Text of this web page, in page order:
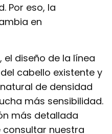
Por eso, la
en
el diseño de la línea
cabello existente y
de densidad
más sensibilidad.
más detallada
nuestra